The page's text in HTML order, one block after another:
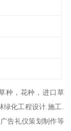
种，花种，进口草
绿化工程设计.施工.
告礼仪策划制作等